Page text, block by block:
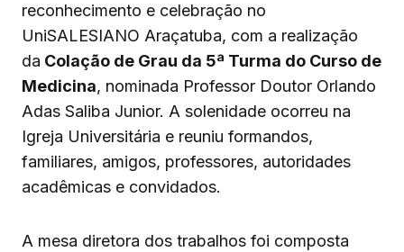
reconhecimento e celebração no
UniSALESIANO Araçatuba, com a realização
da Colação de Grau da 5ª Turma do Curso de
Medicina, nominada Professor Doutor Orlando
Adas Saliba Junior. A solenidade ocorreu na
Igreja Universitária e reuniu formandos,
familiares, amigos, professores, autoridades
acadêmicas e convidados.
A mesa diretora dos trabalhos foi composta